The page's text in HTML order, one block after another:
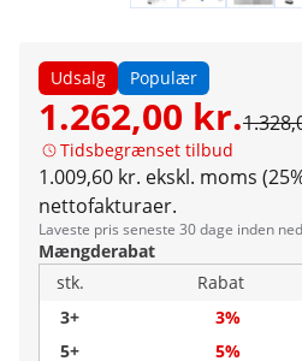
Udsalg Populær
1.262,00 kr.
Tidsbegrænset tilbud
1.009,60 kr. ekskl. moms
nettofakturaer.
Laveste pris seneste 30 dage inden
Mængderabat
stk.
Rabat
3+
3%
5+
5%